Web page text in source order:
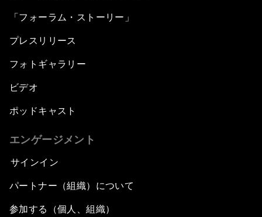
「フォーラム・ストーリー」
プレスリリース
フォトギャラリー
ビデオ
ポッドキャスト
エンゲージメント
サインイン
パートナー（組織）について
参加する（個人、組織）